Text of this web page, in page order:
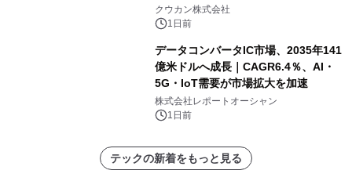
クウカン株式会社
1日前
データコンバータIC市場、2035年141
億米ドルへ成長｜CAGR6.4％、AI・
5G・IoT需要が市場拡大を加速
株式会社レポートオーシャン
1日前
テックの新着をもっと見る